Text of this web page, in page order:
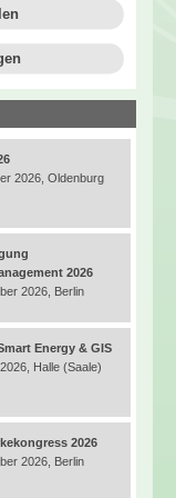
2026, Oldenburg
2026
2026, Berlin
Energy & GIS
Halle (Saale)
2026
2026, Berlin